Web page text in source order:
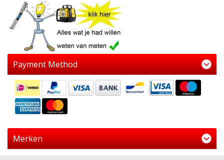
Payment Method
Merken